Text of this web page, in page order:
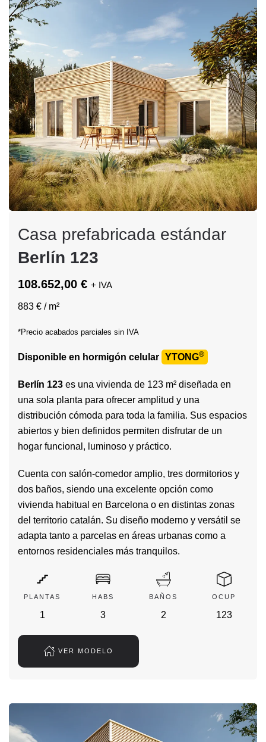
Casa prefabricada estándar
Berlín 123
108.652,00 € + IVA
883 € / m²
*Precio acabados parciales sin IVA
Disponible en hormigón celular YTONG®
Berlín 123 es una vivienda de 123 m² diseñada en
una sola planta para ofrecer amplitud y una
distribución cómoda para toda la familia. Sus espacios
abiertos y bien definidos permiten disfrutar de un
hogar funcional, luminoso y práctico.
Cuenta con salón-comedor amplio, tres dormitorios y
dos baños, siendo una excelente opción como
vivienda habitual en Barcelona o en distintas zonas
del territorio catalán. Su diseño moderno y versátil se
adapta tanto a parcelas en áreas urbanas como a
entornos residenciales más tranquilos.
PLANTAS
1
HABS
3
BAÑOS
2
OCUP
123
VER MODELO